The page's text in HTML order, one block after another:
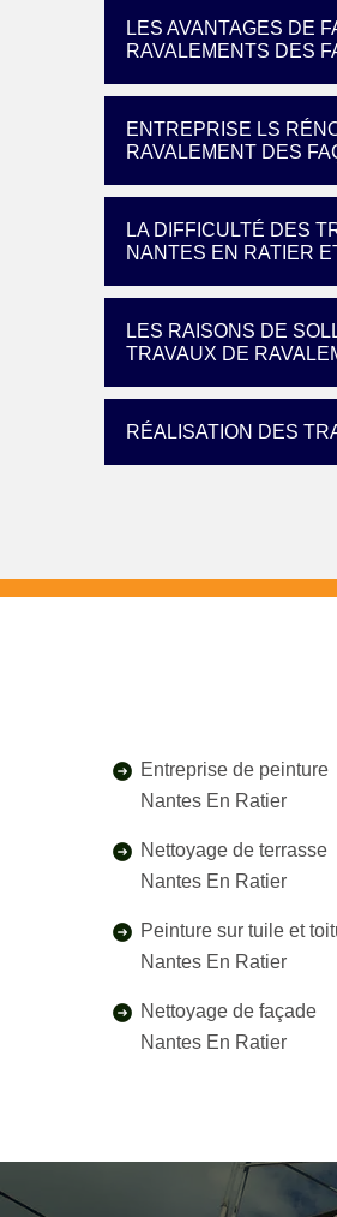
LES AVANTAGES DE
RAVALEMENTS DES
ENTREPRISE LS
RAVALEMENT DES
LA DIFFICULTÉ DES
NANTES EN RATIER
LES RAISONS DE
TRAVAUX DE
RÉALISATION DES
Entreprise de peinture
Nantes En Ratier
Nettoyage de terrasse
Nantes En Ratier
Peinture sur tuile et
Nantes En Ratier
Nettoyage de façade
Nantes En Ratier